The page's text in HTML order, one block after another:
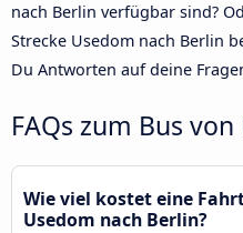
nach Berlin verfügbar sind?
Strecke Usedom nach Berlin
Du Antworten auf deine
FAQs zum Bus
Wie viel kostet eine
Usedom nach Berlin?